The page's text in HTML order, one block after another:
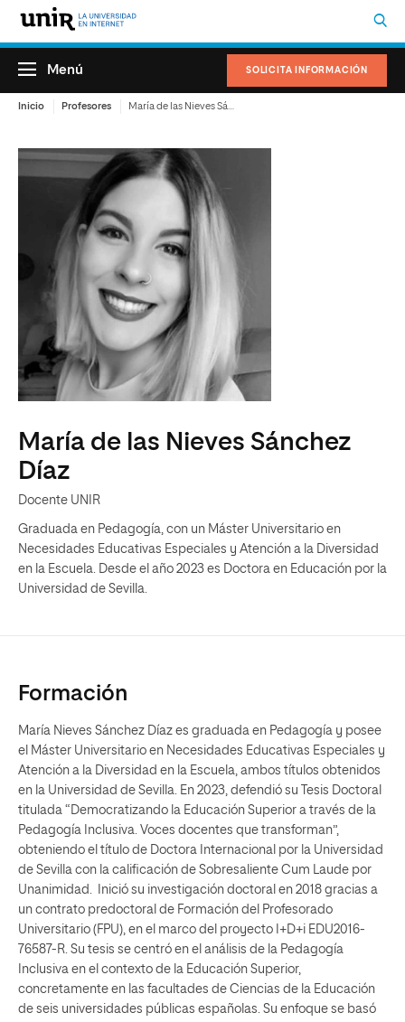
SOLICITA INFORMACIÓN
Menú
Inicio Profesores
María de las Nieves Sánchez
Díaz
Docente UNIR
Graduada en Pedagogía, con un Máster Universitario en
Necesidades Educativas Especiales y Atención a la Diversidad
en la Escuela. Desde el año 2023 es Doctora en Educación por la
Universidad de Sevilla.
Formación
María Nieves Sánchez Díaz es graduada en Pedagogía y posee
el Máster Universitario en Necesidades Educativas Especiales y
Atención a la Diversidad en la Escuela, ambos títulos obtenidos
en la Universidad de Sevilla. En 2023, defendió su Tesis Doctoral
titulada “Democratizando la Educación Superior a través de la
Pedagogía Inclusiva. Voces docentes que transforman”,
obteniendo el título de Doctora Internacional por la Universidad
de Sevilla con la calificación de Sobresaliente Cum Laude por
Unanimidad. Inició su investigación doctoral en 2018 gracias a
un contrato predoctoral de Formación del Profesorado
Universitario (FPU), en el marco del proyecto I+D+i EDU2016-
76587-R. Su tesis se centró en el análisis de la Pedagogía
Inclusiva en el contexto de la Educación Superior,
concretamente en las facultades de Ciencias de la Educación
de seis universidades públicas españolas. Su enfoque se basó